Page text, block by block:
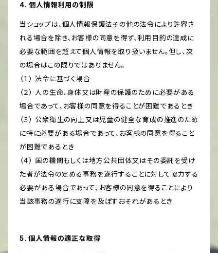
4. 個人情報利用の制限
当ショップは、個人情報保護法その他の法令により許容さ
れる場合を除き、お客様の同意を得ず、利用目的の達成に
必要な範囲を超えて個人情報を取り扱いません。但し、次
の場合はこの限りではありません。
（１） 法令に基づく場合
（２） 人の生命、身体又は財産の保護のために必要がある
場合であって、お客様の同意を得ることが困難であるとき
（３） 公衆衛生の向上又は児童の健全な育成の推進のため
に特に必要がある場合であって、お客様の同意を得ること
が困難であるとき
（４） 国の機関もしくは地方公共団体又はその委託を受け
た者が法令の定める事務を遂行することに対して協力する
必要がある場合であって、お客様の同意を得ることにより
当該事務の遂行に支障を及ぼすおそれがあるとき
5. 個人情報の適正な取得